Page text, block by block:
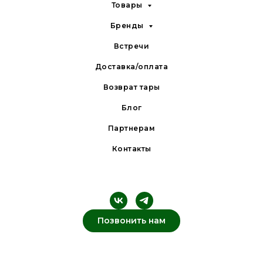
Товары
Бренды
Встречи
Доставка/оплата
Возврат тары
Блог
Партнерам
Контакты
Позвонить нам